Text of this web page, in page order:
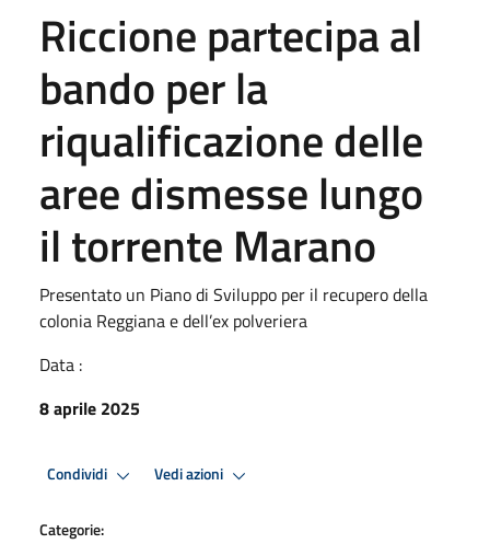
Riccione partecipa al
bando per la
riqualificazione delle
aree dismesse lungo
il torrente Marano
Presentato un Piano di Sviluppo per il recupero della
colonia Reggiana e dell’ex polveriera
Data :
8 aprile 2025
Condividi Vedi azioni
Categorie: